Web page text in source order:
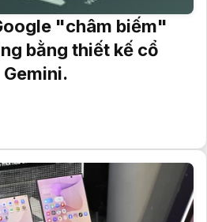
"châm biếm"
bằng thiết kế cổ